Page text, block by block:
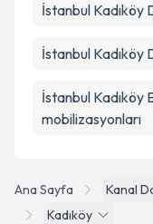
Ana Sayfa Kanal
Kadıköy
İstanbul Kadıköy
İstanbul Kadıköy
İstanbul Kadıköy
mobilizasyonları